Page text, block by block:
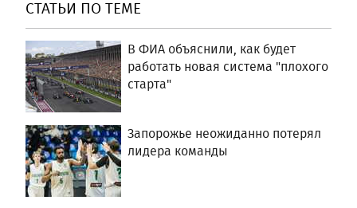
СТАТЬИ ПО ТЕМЕ
В ФИА объяснили, как будет
работать новая система "плохого
старта"
Запорожье неожиданно потерял
лидера команды